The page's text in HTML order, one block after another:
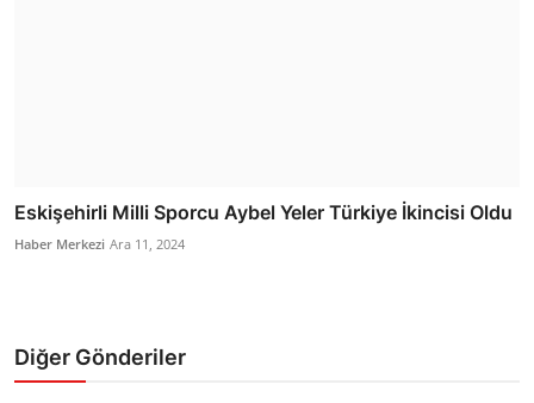
Eskişehirli Milli Sporcu Aybel Yeler Türkiye İkincisi Oldu
Haber Merkezi Ara 11, 2024
Diğer Gönderiler